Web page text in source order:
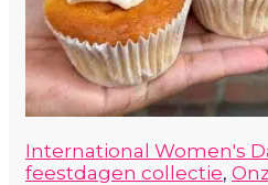
International Women's
feestdagen collectie,